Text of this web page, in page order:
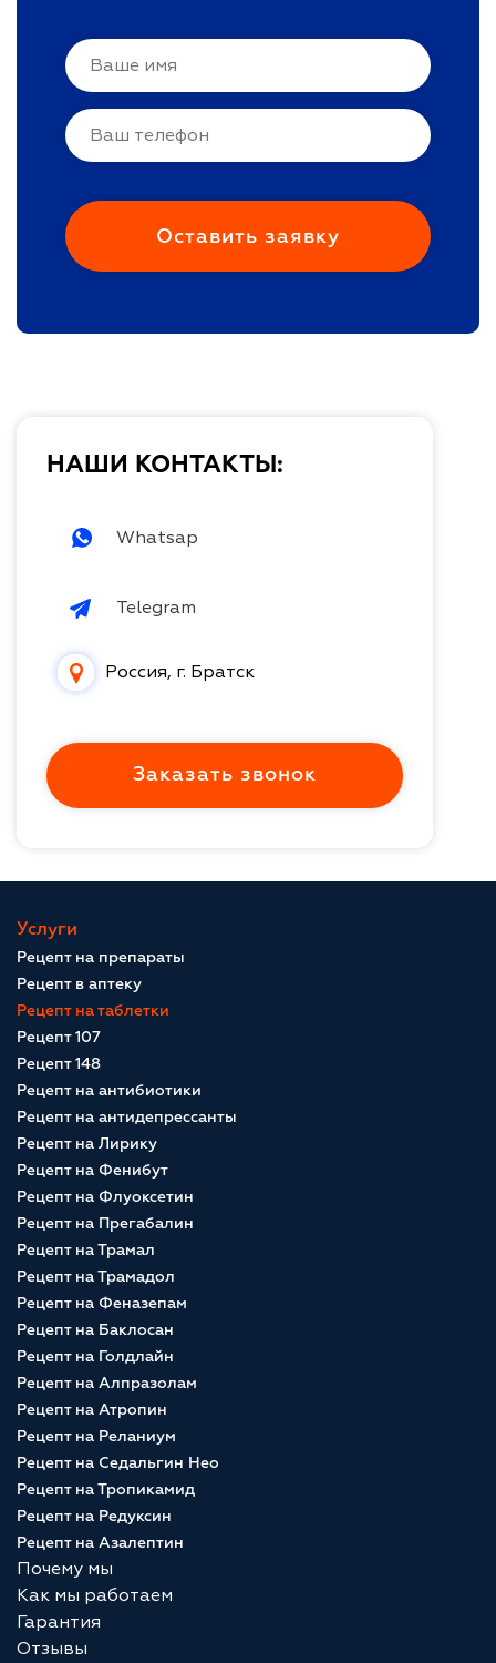
НАШИ КОНТАКТЫ:
Whatsap
Telegram
Россия, г. Братск
Заказать звонок
Услуги
Рецепт на препараты
Рецепт в аптеку
Рецепт на таблетки
Рецепт 107
Рецепт 148
Рецепт на антибиотики
Рецепт на антидепрессанты
Рецепт на Лирику
Рецепт на Фенибут
Рецепт на Флуоксетин
Рецепт на Прегабалин
Рецепт на Трамал
Рецепт на Трамадол
Рецепт на Феназепам
Рецепт на Баклосан
Рецепт на Голдлайн
Рецепт на Алпразолам
Рецепт на Атропин
Рецепт на Реланиум
Рецепт на Седальгин Нео
Рецепт на Тропикамид
Рецепт на Редуксин
Рецепт на Азалептин
Почему мы
Как мы работаем
Гарантия
Отзывы